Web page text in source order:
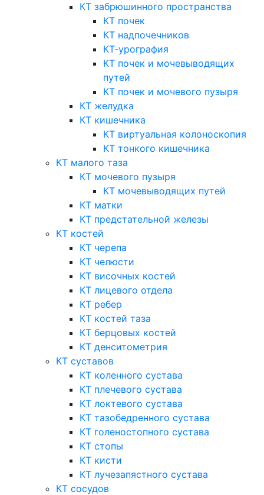
КТ забрюшинного пространства
КТ почек
КТ надпочечников
КТ-урография
КТ почек и мочевыводящих
путей
КТ почек и мочевого пузыря
КТ желудка
КТ кишечника
КТ виртуальная колоноскопия
КТ тонкого кишечника
КТ малого таза
КТ мочевого пузыря
КТ мочевыводящих путей
КТ матки
КТ предстательной железы
КТ костей
КТ черепа
КТ челюсти
КТ височных костей
КТ лицевого отдела
КТ ребер
КТ костей таза
КТ берцовых костей
КТ денситометрия
КТ суставов
КТ коленного сустава
КТ плечевого сустава
КТ локтевого сустава
КТ тазобедренного сустава
КТ голеностопного сустава
КТ стопы
КТ кисти
КТ лучезапястного сустава
КТ сосудов